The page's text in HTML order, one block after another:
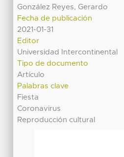
González Reyes, Gerardo
Fecha de publicación
2021-01-31
Editor
Universidad Intercontinental
Tipo de documento
Artículo
Palabras clave
Fiesta
Coronavirus
Reproducción cultural